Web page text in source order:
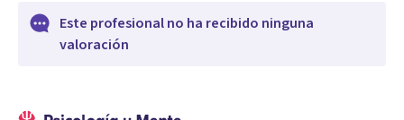
Este profesional no ha recibido ninguna
valoración